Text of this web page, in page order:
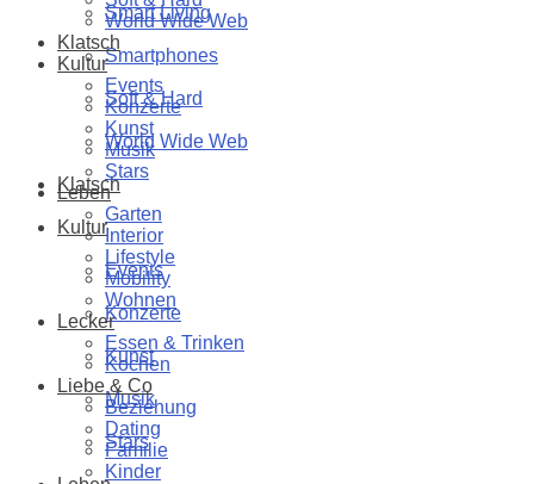
Smart Living
Smartphones
Soft & Hard
World Wide Web
Klatsch
Kultur
Events
Konzerte
Kunst
Musik
Stars
World Wide Web
Klatsch
Kultur
Events
Konzerte
Kunst
Musik
Stars
Leben
Garten
Interior
Lifestyle
Mobility
Wohnen
Lecker
Essen & Trinken
Kochen
Liebe & Co
Beziehung
Dating
Familie
Kinder